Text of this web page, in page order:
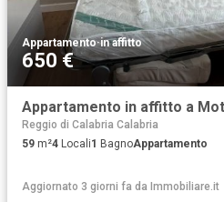
Appartamento·in affitto
650 €
Appartamento in affitto a
Reggio di Calabria Calabria
59 m²4 Locali1 BagnoAppartamento
Aggiornato 3 giorni fa da Immobiliare.it